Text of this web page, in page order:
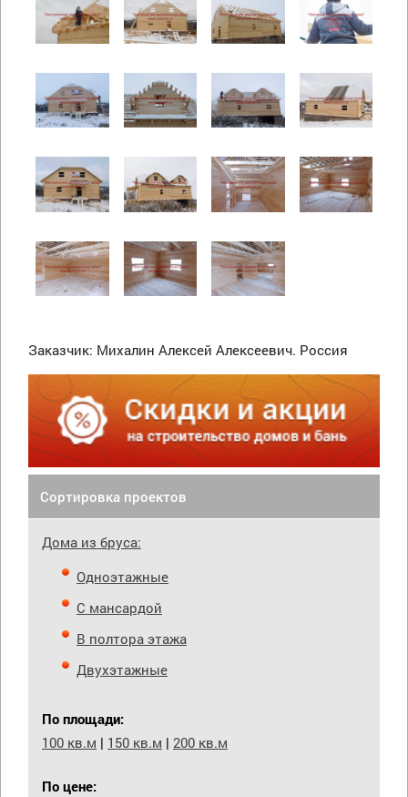
Заказчик: Михалин Алексей Алексеевич. Россия
Сортировка проектов
Дома из бруса:
Одноэтажные
С мансардой
В полтора этажа
Двухэтажные
По площади:
100 кв.м | 150 кв.м | 200 кв.м
По цене: